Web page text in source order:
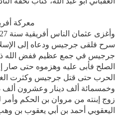
معركة
سرح فلقى جرجيس ودعاه إلى
جرجيس في جمع عظيم ففض الله
الصلح فأبى عليه وهزموه حتى صار
الحرب حتى قتل جرجيس وكثرت
وخمسمائة ألف دينار وعشرون ألف
زوج إبنته من مروان بن الحكم
اليعقوبي أحمد بن أبي يعقوب بن